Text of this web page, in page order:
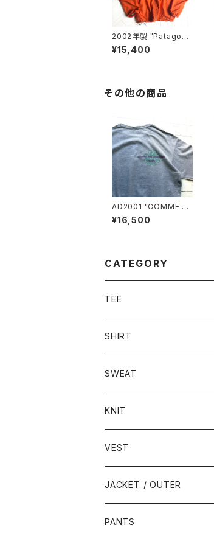
2002年製 "Patagoni
a" Zephur jacket
¥15,400
その他の商品
AD2001 "COMME d
es GARÇONS HOM
ME" S/S T-shirt
¥16,500
CATEGORY
TEE
SHIRT
SWEAT
KNIT
VEST
JACKET / OUTER
PANTS